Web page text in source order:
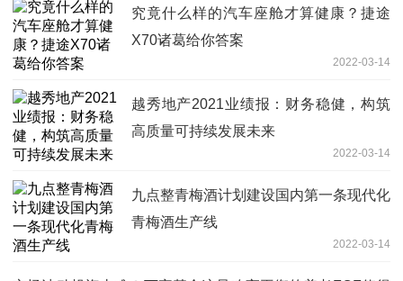
究竟什么样的汽车座舱才算健康？捷途
X70诸葛给你答案
2022-03-14
越秀地产2021业绩报：财务稳健，构筑
高质量可持续发展未来
2022-03-14
九点整青梅酒计划建设国内第一条现代化
青梅酒生产线
2022-03-14